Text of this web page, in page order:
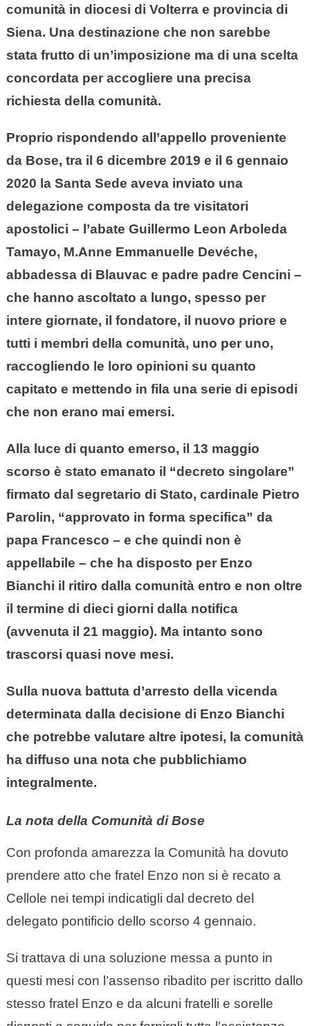
comunità in diocesi di Volterra e provincia di
Siena. Una destinazione che non sarebbe
stata frutto di un’imposizione ma di una scelta
concordata per accogliere una precisa
richiesta della comunità.
Proprio rispondendo all’appello proveniente
da Bose, tra il 6 dicembre 2019 e il 6 gennaio
2020 la Santa Sede aveva inviato una
delegazione composta da tre visitatori
apostolici – l’abate Guillermo Leon Arboleda
Tamayo, M.Anne Emmanuelle Devéche,
abbadessa di Blauvac e padre padre Cencini –
che hanno ascoltato a lungo, spesso per
intere giornate, il fondatore, il nuovo priore e
tutti i membri della comunità, uno per uno,
raccogliendo le loro opinioni su quanto
capitato e mettendo in fila una serie di episodi
che non erano mai emersi.
Alla luce di quanto emerso, il 13 maggio
scorso è stato emanato il “decreto singolare”
firmato dal segretario di Stato, cardinale Pietro
Parolin, “approvato in forma specifica” da
papa Francesco – e che quindi non è
appellabile – che ha disposto per Enzo
Bianchi il ritiro dalla comunità entro e non oltre
il termine di dieci giorni dalla notifica
(avvenuta il 21 maggio). Ma intanto sono
trascorsi quasi nove mesi.
Sulla nuova battuta d’arresto della vicenda
determinata dalla decisione di Enzo Bianchi
che potrebbe valutare altre ipotesi, la comunità
ha diffuso una nota che pubblichiamo
integralmente.
La nota della Comunità di Bose​
Con profonda amarezza la Comunità ha dovuto
prendere atto che fratel Enzo non si è recato a
Cellole nei tempi indicatigli dal decreto del
delegato pontificio dello scorso 4 gennaio.
Si trattava di una soluzione messa a punto in
questi mesi con l’assenso ribadito per iscritto dallo
stesso fratel Enzo e da alcuni fratelli e sorelle